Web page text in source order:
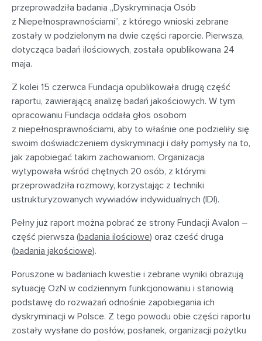
przeprowadziła badania „Dyskryminacja Osób
z Niepełnosprawnościami”, z którego wnioski zebrane
zostały w podzielonym na dwie części raporcie. Pierwsza,
dotycząca badań ilościowych, została opublikowana 24
maja.
Z kolei 15 czerwca Fundacja opublikowała drugą część
raportu, zawierającą analizę badań jakościowych. W tym
opracowaniu Fundacja oddała głos osobom
z niepełnosprawnościami, aby to właśnie one podzieliły się
swoim doświadczeniem dyskryminacji i dały pomysły na to,
jak zapobiegać takim zachowaniom. Organizacja
wytypowała wśród chętnych 20 osób, z którymi
przeprowadziła rozmowy, korzystając z techniki
ustrukturyzowanych wywiadów indywidualnych (IDI).
Pełny już raport można pobrać ze strony Fundacji Avalon –
część pierwsza (badania ilościowe) oraz cześć druga
(badania jakościowe).
Poruszone w badaniach kwestie i zebrane wyniki obrazują
sytuację OzN w codziennym funkcjonowaniu i stanowią
podstawę do rozważań odnośnie zapobiegania ich
dyskryminacji w Polsce. Z tego powodu obie części raportu
zostały wysłane do posłów, posłanek, organizacji pożytku